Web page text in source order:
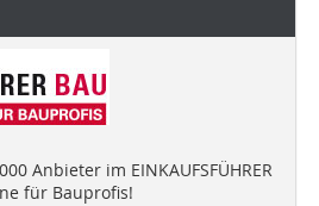
Anbieter im EINKAUFSFÜHRER
für Bauprofis!